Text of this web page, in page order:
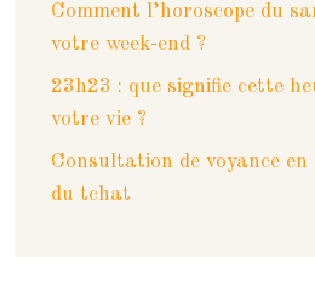
Comment l’horoscope du
votre week-end ?
23h23 : que signifie cette
votre vie ?
Consultation de voyance
du tchat